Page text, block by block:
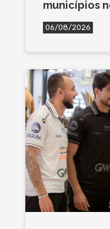
municípios
06/08/2026